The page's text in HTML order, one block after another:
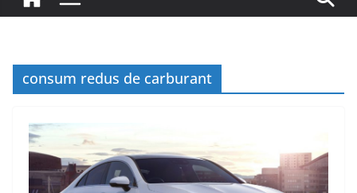
consum redus de carburant